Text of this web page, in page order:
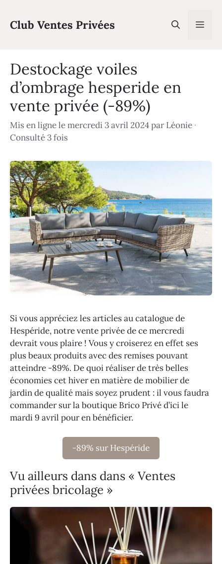
contenu
Club Ventes Privées
Destockage voiles
d’ombrage hesperide en
vente privée (-89%)
Mis en ligne le mercredi 3 avril 2024parLéonie ·
Consulté 3 fois
Si vous appréciez les articles au catalogue de
Hespéride, notre vente privée de ce mercredi
devrait vous plaire ! Vous y croiserez en effet ses
plus beaux produits avec des remises pouvant
atteindre -89%. De quoi réaliser de très belles
économies cet hiver en matière de mobilier de
jardin de qualité mais soyez prudent : il vous faudra
commander sur la boutique Brico Privé d’ici le
mardi 9 avril pour en bénéficier.
-89% sur Hespéride
Vu ailleurs dans dans « Ventes
privées bricolage »